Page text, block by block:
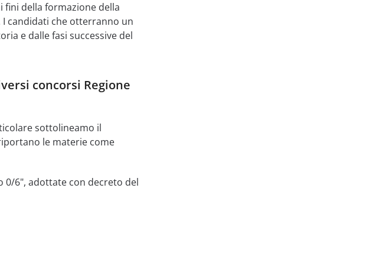
fini della formazione della
candidati che otterranno un
e dalle fasi successive del
concorsi Regione
sottolineamo il
le materie come
0/6", adottate con decreto del